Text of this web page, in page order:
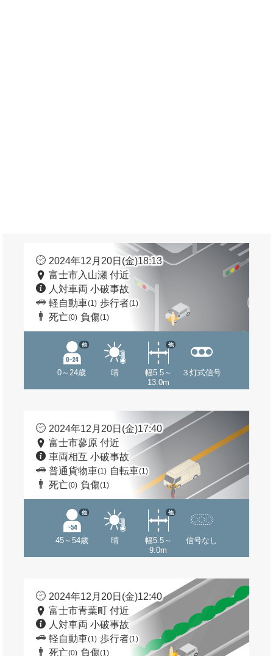
2024年12月20日(金)18:13
富士市入山瀬 付近
人対車両 小破事故
軽自動車(1) 歩行者(1)
死亡(0) 負傷(1)
0～24歳
他
晴
幅5.5～
13.0m
他
３灯式信号
2024年12月20日(金)17:40
富士市蓼原 付近
車両相互 小破事故
普通貨物車(1) 自転車(1)
死亡(0) 負傷(1)
45～54歳
他
晴
幅5.5～
9.0m
他
信号なし
2024年12月20日(金)12:40
富士市青葉町 付近
人対車両 小破事故
軽自動車(1) 歩行者(1)
死亡(0) 負傷(1)